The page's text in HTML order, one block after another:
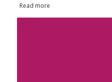
Read more